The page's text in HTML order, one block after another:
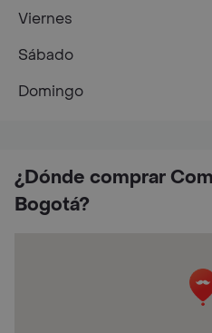
¿Dónde comprar
Bogotá?
Viernes
Sábado
Domingo